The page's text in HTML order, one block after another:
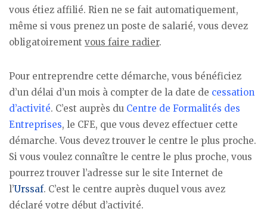
vous étiez affilié. Rien ne se fait automatiquement,
même si vous prenez un poste de salarié, vous devez
obligatoirement vous faire radier.
Pour entreprendre cette démarche, vous bénéficiez
d’un délai d’un mois à compter de la date de cessation
d’activité. C’est auprès du Centre de Formalités des
Entreprises, le CFE, que vous devez effectuer cette
démarche. Vous devez trouver le centre le plus proche.
Si vous voulez connaître le centre le plus proche, vous
pourrez trouver l’adresse sur le site Internet de
l’Urssaf. C’est le centre auprès duquel vous avez
déclaré votre début d’activité.